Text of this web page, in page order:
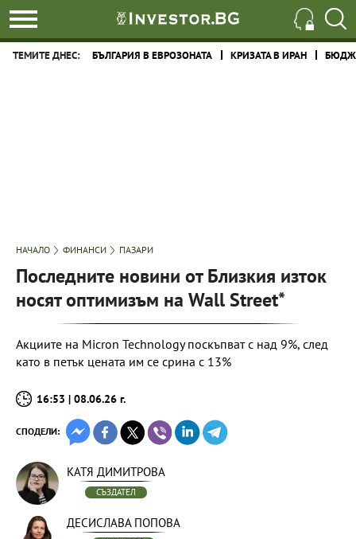
ТЕМИТЕ ДНЕС: БЪЛГАРИЯ В ЕВРОЗОНАТА КРИЗАТА В ИРАН
НАЧАЛО ФИНАНСИ ПАЗАРИ
Последните новини от Близкия изток
носят оптимизъм на Wall Street*
Акциите на Micron Technology поскъпват с над 9%, след
като в петък цената им се срина с 13%
16:53 | 08.06.26 г.
СПОДЕЛИ:
КАТЯ ДИМИТРОВА
СЪЗДАТЕЛ
ДЕСИСЛАВА ПОПОВА